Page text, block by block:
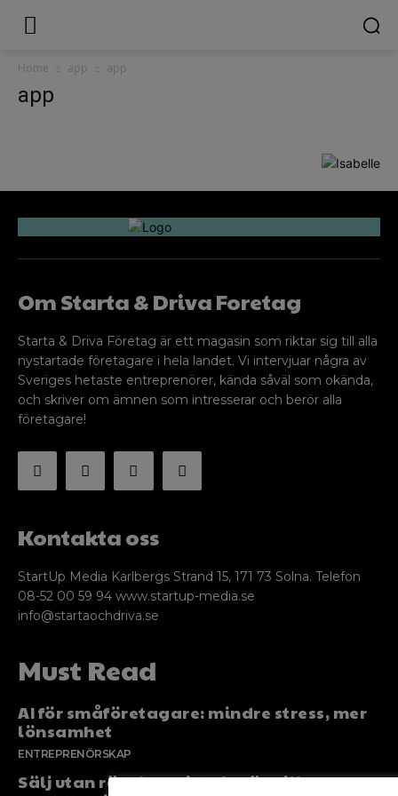
Home app app
app
Om Starta & Driva Foretag
Starta & Driva Företag är ett magasin som riktar sig till alla
nystartade företagare i hela landet. Vi intervjuar några av
Sveriges hetaste entreprenörer, kända såväl som okända,
och skriver om ämnen som intresserar och berör alla
företagare!
Kontakta oss
StartUp Media Karlbergs Strand 15, 171 73 Solna. Telefon
08-52 00 59 94 www.startup-media.se
info@startaochdriva.se
Must Read
AI för småföretagare: mindre stress, mer
lönsamhet
ENTREPRENÖRSKAP
Sälj utan rädsla – Michels väg till trygg